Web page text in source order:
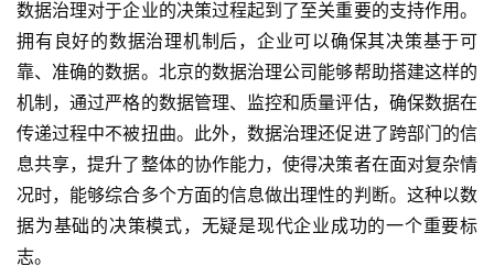
数据治理对于企业的决策过程起到了至关重要的支持作用。
拥有良好的数据治理机制后，企业可以确保其决策基于可
靠、准确的数据。北京的数据治理公司能够帮助搭建这样的
机制，通过严格的数据管理、监控和质量评估，确保数据在
传递过程中不被扭曲。此外，数据治理还促进了跨部门的信
息共享，提升了整体的协作能力，使得决策者在面对复杂情
况时，能够综合多个方面的信息做出理性的判断。这种以数
据为基础的决策模式，无疑是现代企业成功的一个重要标
志。